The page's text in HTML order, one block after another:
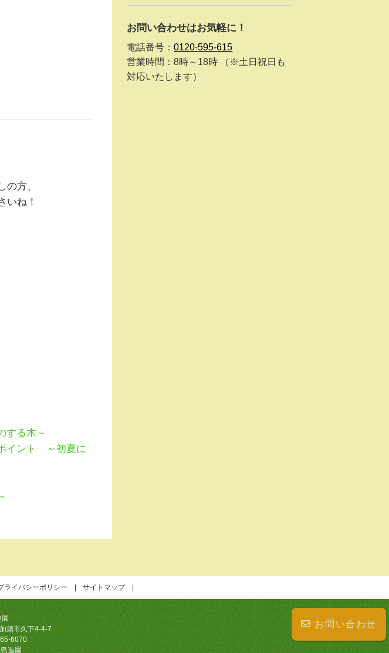
お問い合わせ
方、
いね！
する木～
イント ～初夏に
お問い合わせはお気軽に！
電話番号：0120-595-615
営業時間：8時～18時 （※土日祝日も
対応いたします）
ライバシーポリシー サイトマップ
須市久下4-4-7
65-6070
造園